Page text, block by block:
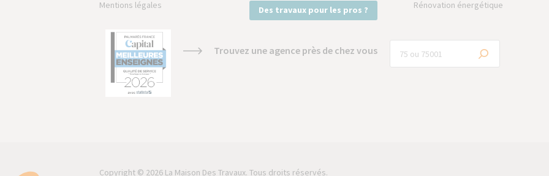
Mentions légales
Des travaux pour les pros ?
Rénovation énergétique
Trouvez une agence près de chez vous
Copyright © 2026 La Maison Des Travaux. Tous droits réservés.